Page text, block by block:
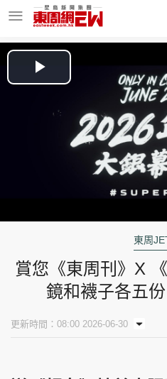
東周Ladies
玄學靈異
Play
Video
東周
賞您《東周刊》X
鏡和襪子各五
更新時間：08:00 2026-06-30